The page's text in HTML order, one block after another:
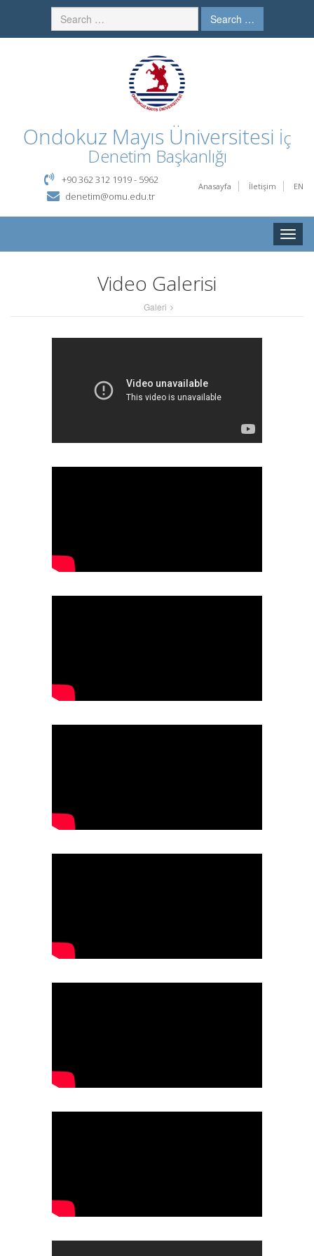
Search …
Ondokuz Mayıs Üniversitesi İç
Denetim Başkanlığı
Anasayfa İletişim EN
+90 362 312 1919 - 5962
denetim@omu.edu.tr
Toggle
Video Galerisi
Galeri